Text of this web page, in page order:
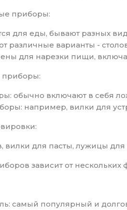
приборы:
для еды, бывают разных
различные варианты -
для нарезки пищи,
приборы:
обычно включают в себя
например, вилки для
вилки для пасты, лужицы
зависит от нескольких
самый популярный и